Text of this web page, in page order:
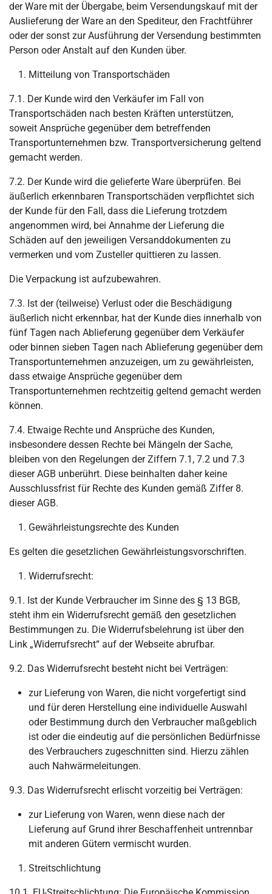
der Ware mit der Übergabe, beim Versendungskauf mit der
Auslieferung der Ware an den Spediteur, den Frachtführer
oder der sonst zur Ausführung der Versendung bestimmten
Person oder Anstalt auf den Kunden über.
Mitteilung von Transportschäden
7.1. Der Kunde wird den Verkäufer im Fall von
Transportschäden nach besten Kräften unterstützen,
soweit Ansprüche gegenüber dem betreffenden
Transportunternehmen bzw. Transportversicherung geltend
gemacht werden.
7.2. Der Kunde wird die gelieferte Ware überprüfen. Bei
äußerlich erkennbaren Transportschäden verpflichtet sich
der Kunde für den Fall, dass die Lieferung trotzdem
angenommen wird, bei Annahme der Lieferung die
Schäden auf den jeweiligen Versanddokumenten zu
vermerken und vom Zusteller quittieren zu lassen.
Die Verpackung ist aufzubewahren.
7.3. Ist der (teilweise) Verlust oder die Beschädigung
äußerlich nicht erkennbar, hat der Kunde dies innerhalb von
fünf Tagen nach Ablieferung gegenüber dem Verkäufer
oder binnen sieben Tagen nach Ablieferung gegenüber dem
Transportunternehmen anzuzeigen, um zu gewährleisten,
dass etwaige Ansprüche gegenüber dem
Transportunternehmen rechtzeitig geltend gemacht werden
können.
7.4. Etwaige Rechte und Ansprüche des Kunden,
insbesondere dessen Rechte bei Mängeln der Sache,
bleiben von den Regelungen der Ziffern 7.1, 7.2 und 7.3
dieser AGB unberührt. Diese beinhalten daher keine
Ausschlussfrist für Rechte des Kunden gemäß Ziffer 8.
dieser AGB.
Gewährleistungsrechte des Kunden
Es gelten die gesetzlichen Gewährleistungsvorschriften.
Widerrufsrecht:
9.1. Ist der Kunde Verbraucher im Sinne des § 13 BGB,
steht ihm ein Widerrufsrecht gemäß den gesetzlichen
Bestimmungen zu. Die Widerrufsbelehrung ist über den
Link „Widerrufsrecht“ auf der Webseite abrufbar.
9.2. Das Widerrufsrecht besteht nicht bei Verträgen:
zur Lieferung von Waren, die nicht vorgefertigt sind
und für deren Herstellung eine individuelle Auswahl
oder Bestimmung durch den Verbraucher maßgeblich
ist oder die eindeutig auf die persönlichen Bedürfnisse
des Verbrauchers zugeschnitten sind. Hierzu zählen
auch Nahwärmeleitungen.
9.3. Das Widerrufsrecht erlischt vorzeitig bei Verträgen:
zur Lieferung von Waren, wenn diese nach der
Lieferung auf Grund ihrer Beschaffenheit untrennbar
mit anderen Gütern vermischt wurden.
Streitschlichtung